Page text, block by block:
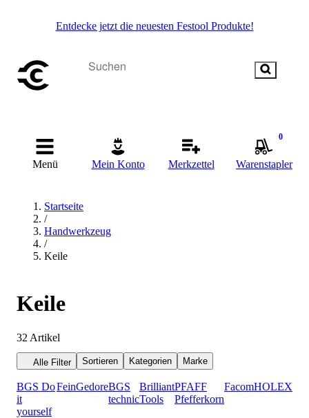
Entdecke jetzt die neuesten Festool Produkte!
Menü Mein Konto Merkzettel
0
Warenstapler
Startseite
/
Handwerkzeug
/
Keile
Keile
32 Artikel
Alle Filter Sortieren Kategorien Marke
BGS Do
it
yourself
FeinGedoreBGS
technic
Brilliant
Tools
PFAFF
Pfefferkorn
FacomHOLEX